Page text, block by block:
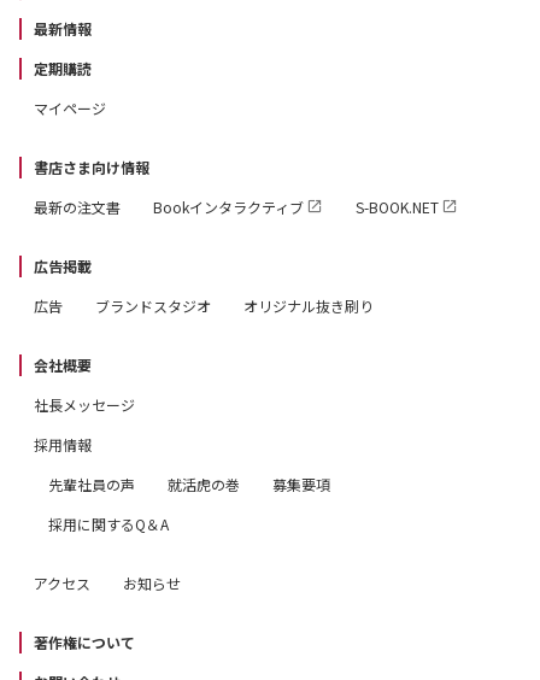
最新情報
定期購読
マイページ
書店さま向け情報
最新の注文書
Bookインタラクティブ S-BOOK.NET
広告掲載
広告
ブランドスタジオ オリジナル抜き刷り
会社概要
社長メッセージ
採用情報
先輩社員の声
就活虎の巻
募集要項
採用に関するQ＆A
アクセス お知らせ
著作権について